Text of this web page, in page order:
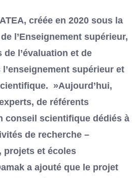
créée en 2020 sous la
l’Enseignement supérieur,
l’évaluation et de
l’enseignement supérieur et
»Aujourd’hui,
de référents
conseil scientifique dédiés à
de recherche –
projets et écoles
a ajouté que le projet